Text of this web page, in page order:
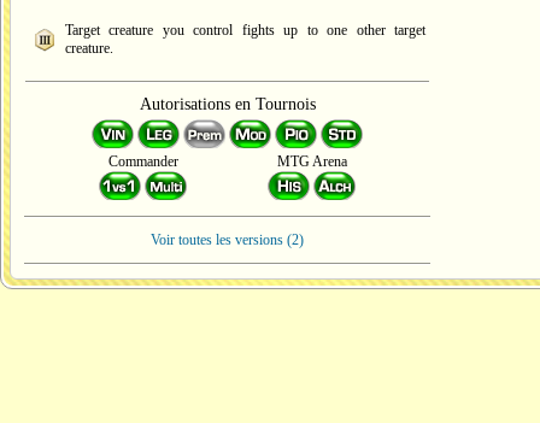
Target creature you control fights up to one other target
creature.
Autorisations en Tournois
Commander MTG Arena
Voir toutes les versions (2)